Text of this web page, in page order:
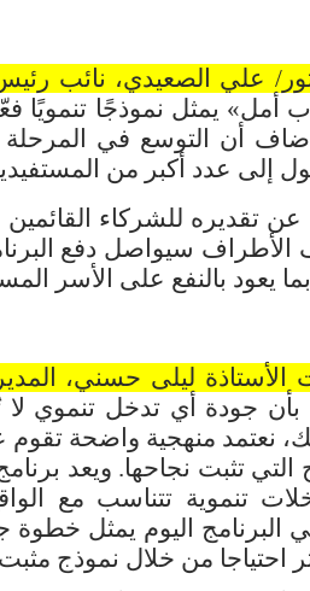
علي الصعيدي، نائب
أمل» يمثل نموذجًا تنمويًا
أن التوسع في
إلى عدد أكبر من
تقديره للشركاء القائمين
الأطراف سيواصل دفع
يعود بالنفع على الأسر
الأستاذة ليلى حسني،
جودة
أي تدخل تنموي لا
نعتمد منهجية واضحة تقوم
التي تثبت نجاحها. ويعد
تنموية تتناسب مع
البرنامج اليوم يمثل خطوة
احتياجا من خلال نموذج